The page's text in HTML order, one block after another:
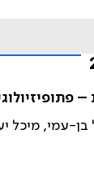
בן-עמי, מיכל